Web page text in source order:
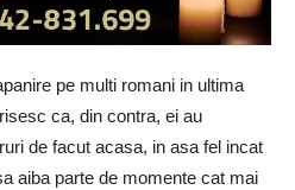
pe multi romani in ultima
ca, din contra, ei au
de facut acasa, in asa fel incat
aiba parte de momente cat mai